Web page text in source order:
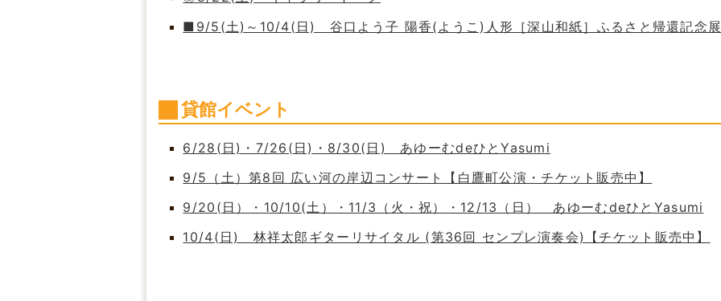
■9/5(土)～10/4(日) 谷口よう子 陽香(ようこ)人形［深山和紙］ふるさと帰還記念
貸館イベント
6/28(日)・7/26(日)・8/30(日) あゆーむdeひとYasumi
9/5（土）第8回 広い河の岸辺コンサート【白鷹町公演・チケット販売中】
9/20(日）・10/10(土）・11/3（火・祝）・12/13（日） あゆーむdeひとYasumi
10/4(日) 林祥太郎ギターリサイタル (第36回 センプレ演奏会)【チケット販売中】